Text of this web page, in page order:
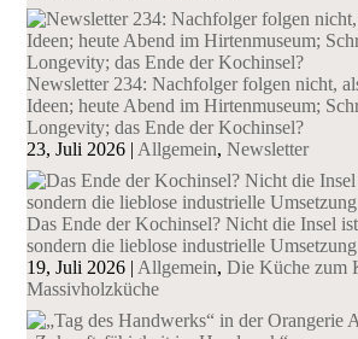
Newsletter 234: Nachfolger folgen nicht,
Ideen; heute Abend im Hirtenmuseum;
Longevity; das Ende der Kochinsel?
23, Juli 2026 | Allgemein,Newsletter
Das Ende der Kochinsel? Nicht die Insel
sondern die lieblose industrielle Umsetzung
19, Juli 2026 | Allgemein,Die Küche zum
Massivholzküche